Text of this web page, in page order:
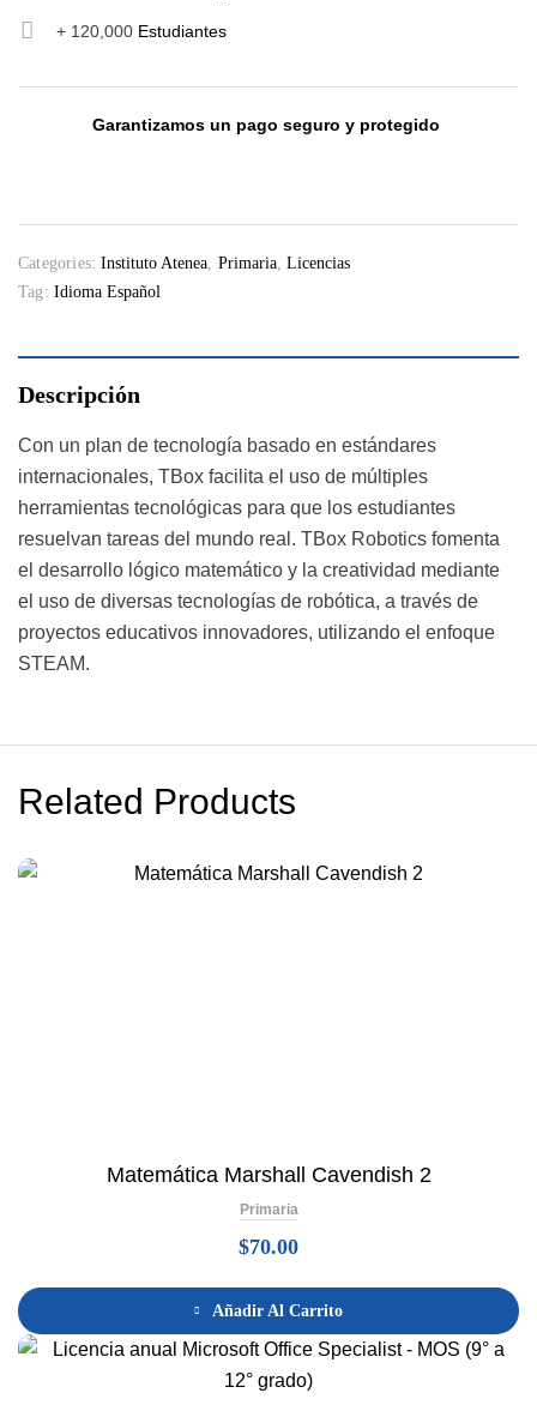
+ 120,000Estudiantes
Garantizamos un pago seguro y protegido
Categories: Instituto Atenea, Primaria,Licencias
Tag: Idioma Español
Descripción
Con un plan de tecnología basado en estándares
internacionales, TBox facilita el uso de múltiples
herramientas tecnológicas para que los estudiantes
resuelvan tareas del mundo real. TBox Robotics fomenta
el desarrollo lógico matemático y la creatividad mediante
el uso de diversas tecnologías de robótica, a través de
proyectos educativos innovadores, utilizando el enfoque
STEAM.
Related Products
Matemática Marshall Cavendish 2
Primaria
$70.00
Añadir Al Carrito